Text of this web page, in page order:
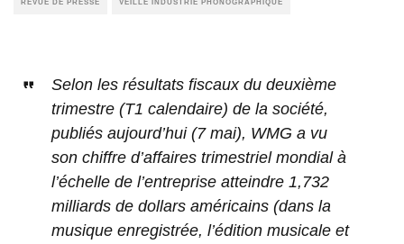
REVUE DE PRESSE VEILLE INDUSTRIE PHONOGRAPHIQUE
Selon les résultats fiscaux du deuxième
trimestre (T1 calendaire) de la société,
publiés aujourd’hui (7 mai), WMG a vu
son chiffre d’affaires trimestriel mondial à
l’échelle de l’entreprise atteindre 1,732
milliards de dollars américains (dans la
musique enregistrée, l’édition musicale et